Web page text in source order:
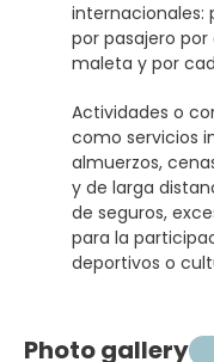
internacionales:
por pasajero por
maleta y por
Actividades o
como servicios
almuerzos,
y de larga
de seguros,
para la
deportivos o
Photo gallery